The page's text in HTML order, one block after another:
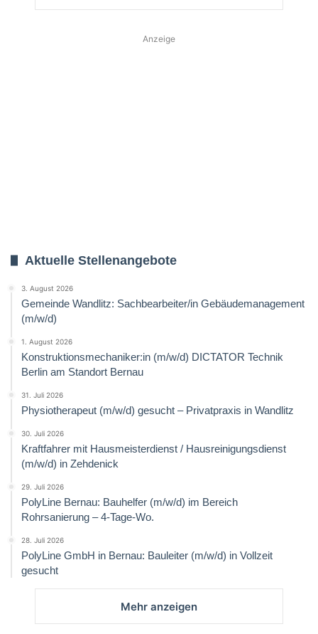
Anzeige
Aktuelle Stellenangebote
3. August 2026
Gemeinde Wandlitz: Sachbearbeiter/in Gebäudemanagement
(m/w/d)
1. August 2026
Konstruktionsmechaniker:in (m/w/d) DICTATOR Technik
Berlin am Standort Bernau
31. Juli 2026
Physiotherapeut (m/w/d) gesucht – Privatpraxis in Wandlitz
30. Juli 2026
Kraftfahrer mit Hausmeisterdienst / Hausreinigungsdienst
(m/w/d) in Zehdenick
29. Juli 2026
PolyLine Bernau: Bauhelfer (m/w/d) im Bereich
Rohrsanierung – 4-Tage-Wo.
28. Juli 2026
PolyLine GmbH in Bernau: Bauleiter (m/w/d) in Vollzeit
gesucht
Mehr anzeigen